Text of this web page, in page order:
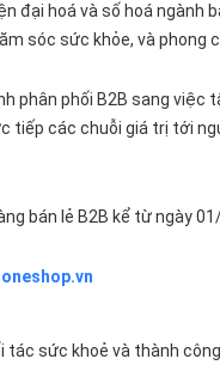
đại hoá và số hoá
sóc sức khỏe, và phong
phân phối B2B sang
các chuỗi giá trị tới
bán lẻ B2B kể từ ngày
tác sức khoẻ và thành công.